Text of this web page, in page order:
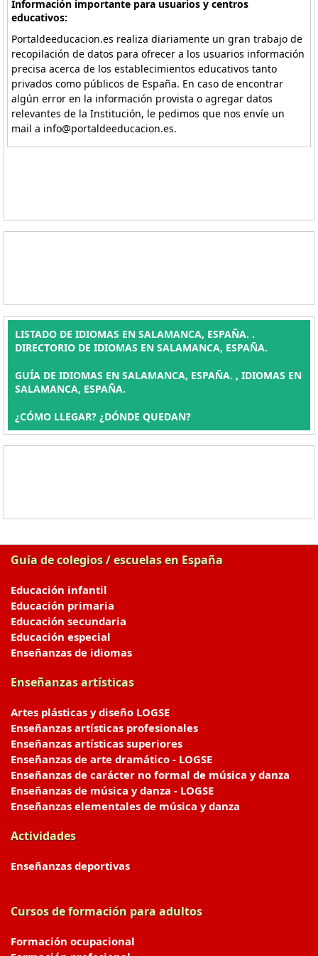
Información importante para usuarios y centros
educativos:
Portaldeeducacion.es realiza diariamente un gran trabajo de
recopilación de datos para ofrecer a los usuarios información
precisa acerca de los establecimientos educativos tanto
privados como públicos de España. En caso de encontrar
algún error en la información provista o agregar datos
relevantes de la Institución, le pedimos que nos envíe un
mail a info@portaldeeducacion.es.
LISTADO DE IDIOMAS EN SALAMANCA, ESPAÑA. .
DIRECTORIO DE IDIOMAS EN SALAMANCA, ESPAÑA.
GUÍA DE IDIOMAS EN SALAMANCA, ESPAÑA. , IDIOMAS EN
SALAMANCA, ESPAÑA.
¿CÓMO LLEGAR? ¿DÓNDE QUEDAN?
Guía de colegios / escuelas en España
Educación infantil
Educación primaria
Educación secundaria
Educación especial
Enseñanzas de idiomas
Enseñanzas artísticas
Artes plásticas y diseño LOGSE
Enseñanzas artísticas profesionales
Enseñanzas artísticas superiores
Enseñanzas de arte dramático - LOGSE
Enseñanzas de carácter no formal de música y danza
Enseñanzas de música y danza - LOGSE
Enseñanzas elementales de música y danza
Actividades
Enseñanzas deportivas
Cursos de formación para adultos
Formación ocupacional